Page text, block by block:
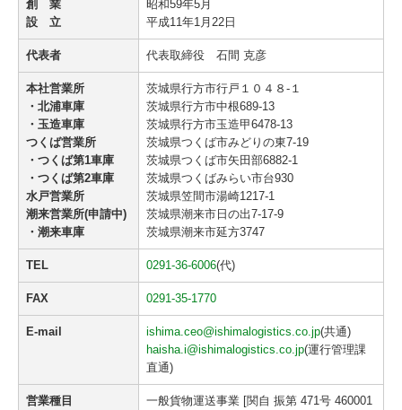
創 業
設 立
昭和59年5月
平成11年1月22日
代表者 代表取締役 石間 克彦
本社営業所
・北浦車庫
・玉造車庫
つくば営業所
・つくば第1車庫
・つくば第2車庫
水戸営業所
潮来営業所(申請中)
・潮来車庫
茨城県行方市行戸１０４８-１
茨城県行方市中根689-13
茨城県行方市玉造甲6478-13
茨城県つくば市みどりの東7-19
茨城県つくば市矢田部6882-1
茨城県つくばみらい市台930
茨城県笠間市湯崎1217-1
茨城県潮来市日の出7-17-9
茨城県潮来市延方3747
TEL 0291-36-6006(代)
FAX 0291-35-1770
E-mail ishima.ceo@ishimalogistics.co.jp(共通)
haisha.i@ishimalogistics.co.jp(運行管理課
直通)
営業種目
一般貨物運送事業 [関自 振第 471号 460001